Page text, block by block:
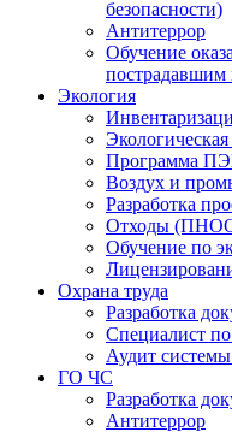
безопасности)
Антитеррор
Обучение
пострадавшим
Экология
Экологическая
Программа
Воздух и
Разработка
Отходы
Обучение по
Охрана труда
Разработка
Специалист по
Аудит
ГО ЧС
Разработка
Антитеррор